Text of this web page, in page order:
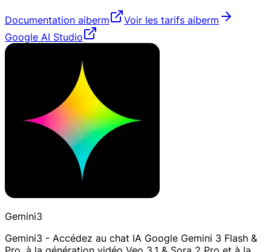
Documentation aiberm
Voir les tarifs aiberm
Google AI Studio
Gemini3
Gemini3 - Accédez au chat IA Google Gemini 3 Flash &